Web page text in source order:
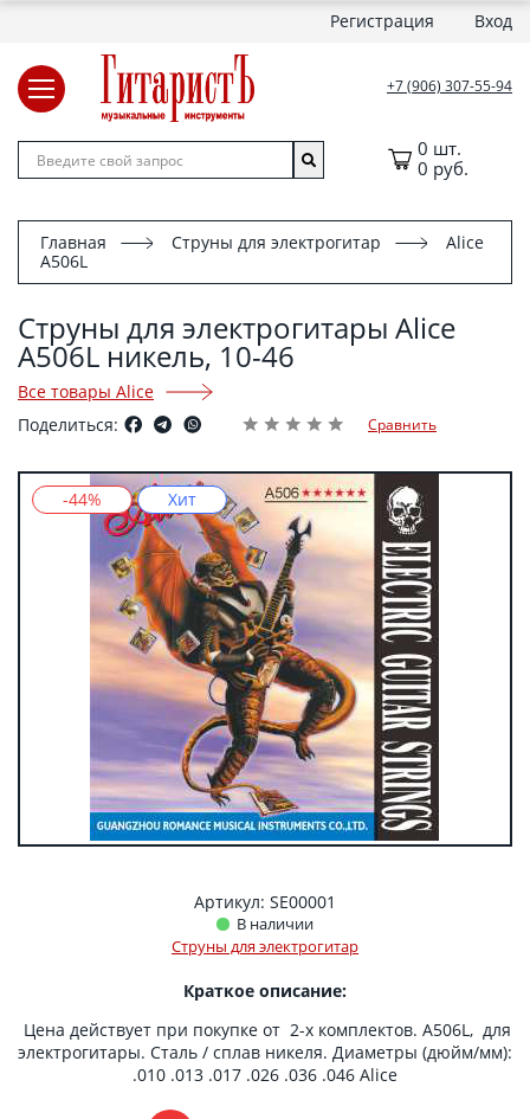
Регистрация Вход
+7 (906) 307-55-94
0 шт.
0 руб.
Главная Струны для электрогитар
Alice
A506L
Струны для электрогитары Alice
A506L никель, 10-46
Все товары Alice
Поделиться:
Сравнить
-44% Хит
Артикул: SE00001
В наличии
Струны для электрогитар
Краткое описание:
Цена действует при покупке от 2-х комплектов. A506L, для
электрогитары. Сталь / сплав никеля. Диаметры (дюйм/мм):
.010 .013 .017 .026 .036 .046 Alice